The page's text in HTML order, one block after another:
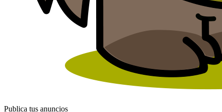
Publica tus anuncios